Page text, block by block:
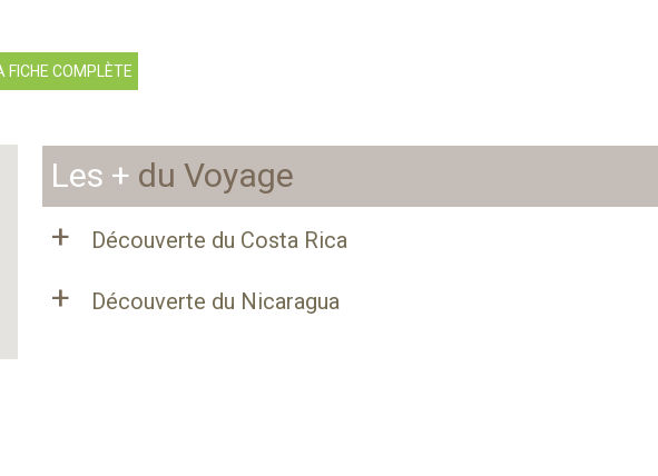
COMPLÈTE
Les + du Voyage
+
Découverte du Costa Rica
+ Découverte du Nicaragua